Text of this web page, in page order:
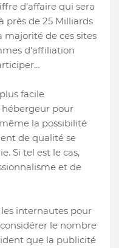
d’affaire qui sera
près de 25 Milliards
majorité de ces sites
d'affiliation
facile
hébergeur pour
la possibilité
de qualité se
Si tel est le cas,
et de
internautes pour
le nombre
que la publicité